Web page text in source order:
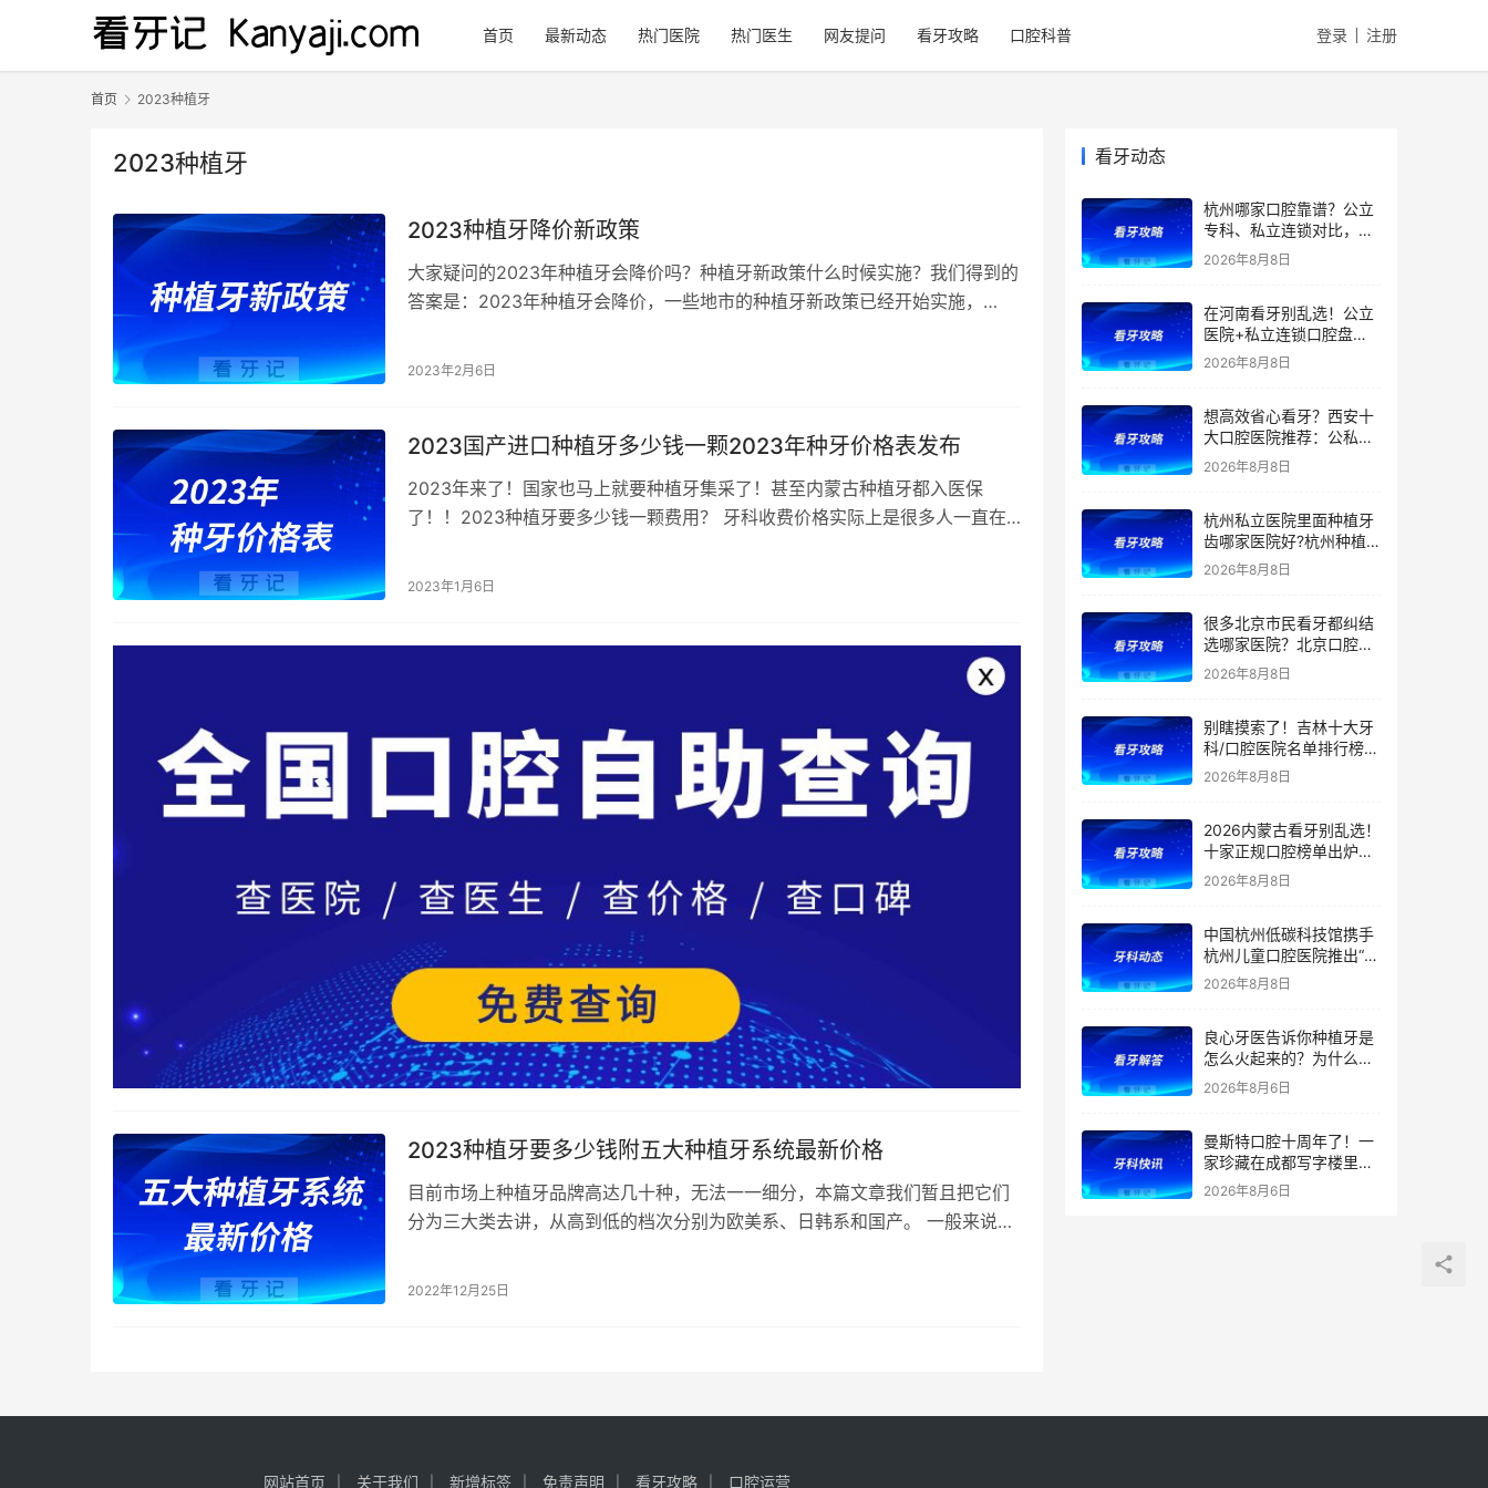
首页 最新动态 热门医院 热门医生 网友提问 看牙攻略 口腔科普 登录 注册
首页 2023种植牙
2023种植牙
2023种植牙降价新政策
大家疑问的2023年种植牙会降价吗？种植牙新政策什么时候实施？我们得到的
答案是：2023年种植牙会降价，一些地市的种植牙新政策已经开始实施，
2023年2月6日
2023国产进口种植牙多少钱一颗2023年种牙价格表发布
2023年来了！国家也马上就要种植牙集采了！甚至内蒙古种植牙都入医保
了！！2023种植牙要多少钱一颗费用？ 牙科收费价格实际上是很多人一直在
2023年1月6日
2023种植牙要多少钱附五大种植牙系统最新价格
目前市场上种植牙品牌高达几十种，无法一一细分，本篇文章我们暂且把它们
分为三大类去讲，从高到低的档次分别为欧美系、日韩系和国产。 一般来说，
2022年12月25日
看牙动态
杭州哪家口腔靠谱？公立
专科、私立连锁对比，医
院优势、特色、擅长全都
有，看牙省钱不踩雷！附
种牙、矫正最新价格
2026年8月8日
在河南看牙别乱选！公立
医院+私立连锁口腔盘
点，医院优势、擅长项目
避坑收好！附价格表
2026年8月8日
想高效省心看牙？西安十
大口腔医院推荐：公私立
综合实力测评，精准匹配
种植、矫正、拔牙、补牙
齿项目价格参考
2026年8月8日
杭州私立医院里面种植牙
齿哪家医院好?杭州种植
牙齿多少钱一颗?杭州种
2026年8月8日
很多北京市民看牙都纠结
选哪家医院？北京口腔医
院前五排名出炉！看牙首
选这5家，靠谱不踩坑
2026年8月8日
别瞎摸索了！吉林十大牙
科/口腔医院名单排行榜！
（多家公立私立医院上
面/种植牙价格表！
2026年8月8日
2026内蒙古看牙别乱选！
十家正规口腔榜单出炉：
公立/私立全覆盖，官方支
持（医保定点）！附：内
矫正、种植牙价格
2026年8月8日
中国杭州低碳科技馆携手
杭州儿童口腔医院推出“我
是小小牙医”职业体验课
2026年8月8日
良心牙医告诉你种植牙是
怎么火起来的？为什么替
代了假牙？
2026年8月6日
曼斯特口腔十周年了！一
家珍藏在成都写字楼里的
技术店
2026年8月6日
网站首页 关于我们 新增标签 免责声明 看牙攻略 口腔运营